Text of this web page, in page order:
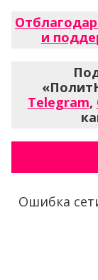
и
Telegram,
Ошибка